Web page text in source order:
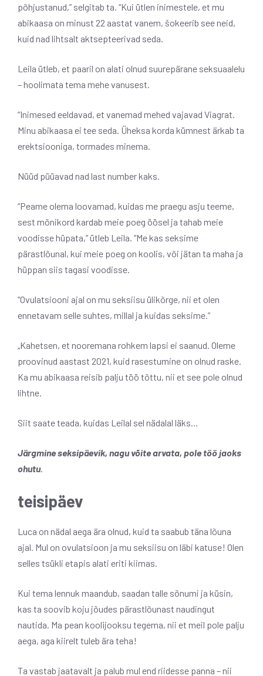
põhjustanud,” selgitab ta. “Kui ütlen inimestele, et mu
abikaasa on minust 22 aastat vanem, šokeerib see neid,
kuid nad lihtsalt aktsepteerivad seda.
Leila ütleb, et paaril on alati olnud suurepärane seksuaalelu
– hoolimata tema mehe vanusest.
“Inimesed eeldavad, et vanemad mehed vajavad Viagrat.
Minu abikaasa ei tee seda. Üheksa korda kümnest ärkab ta
erektsiooniga, tormades minema.
Nüüd püüavad nad last number kaks.
“Peame olema loovamad, kuidas me praegu asju teeme,
sest mõnikord kardab meie poeg öösel ja tahab meie
voodisse hüpata,” ütleb Leila. “Me kas seksime
pärastlõunal, kui meie poeg on koolis, või jätan ta maha ja
hüppan siis tagasi voodisse.
“Ovulatsiooni ajal on mu seksiisu ülikõrge, nii et olen
ennetavam selle suhtes, millal ja kuidas seksime.”
„Kahetsen, et nooremana rohkem lapsi ei saanud. Oleme
proovinud aastast 2021, kuid rasestumine on olnud raske.
Ka mu abikaasa reisib palju töö tõttu, nii et see pole olnud
lihtne.
Siit saate teada, kuidas Leilal sel nädalal läks…
Järgmine seksipäevik, nagu võite arvata, pole töö jaoks
ohutu.
teisipäev
Luca on nädal aega ära olnud, kuid ta saabub täna lõuna
ajal. Mul on ovulatsioon ja mu seksiisu on läbi katuse! Olen
selles tsükli etapis alati eriti kiimas.
Kui tema lennuk maandub, saadan talle sõnumi ja küsin,
kas ta soovib koju jõudes pärastlõunast naudingut
nautida. Ma pean koolijooksu tegema, nii et meil pole palju
aega, aga kiirelt tuleb ära teha!
Ta vastab jaatavalt ja palub mul end riidesse panna – nii